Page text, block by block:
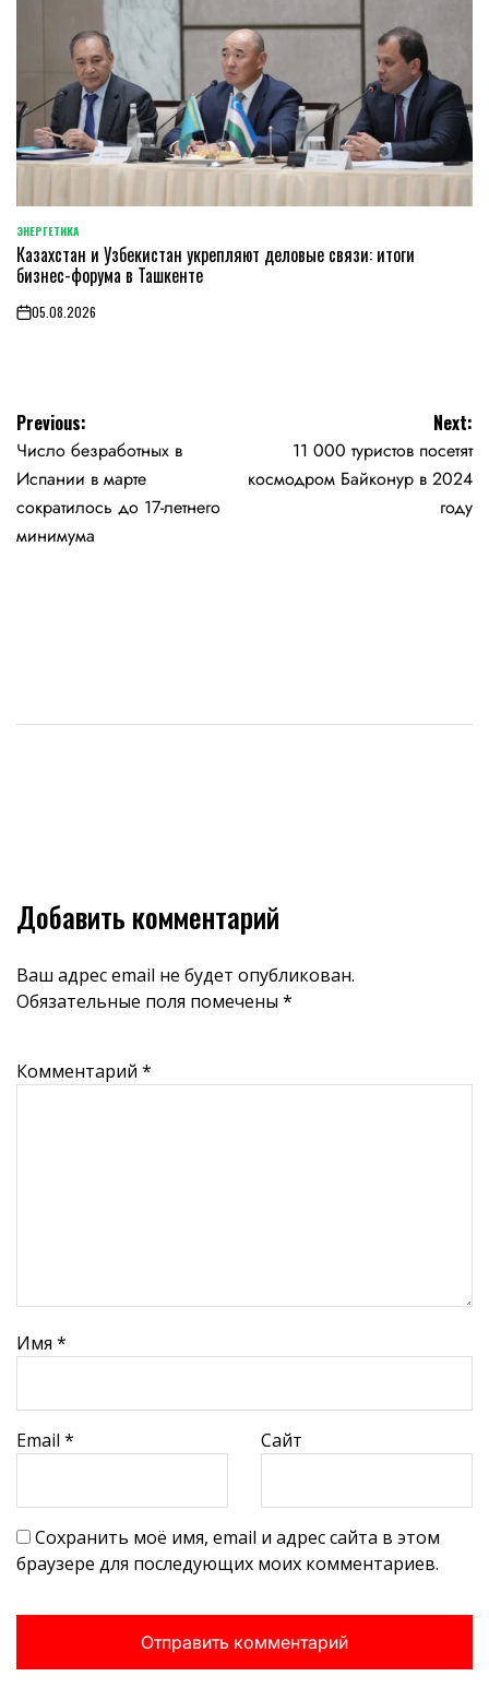
POSTED
IN
ЭНЕРГЕТИКА
Казахстан и Узбекистан укрепляют деловые связи: итоги
бизнес-форума в Ташкенте
on05.08.2026
Навигация
по
записям
Previous:
Число безработных в
Испании в марте
сократилось до 17-летнего
минимума
Next:
11 000 туристов посетят
космодром Байконур в 2024
году
Добавить комментарий
Ваш адрес email не будет опубликован.
Обязательные поля помечены *
Комментарий *
Имя *
Email * Сайт
Сохранить моё имя, email и адрес сайта в этом
браузере для последующих моих комментариев.